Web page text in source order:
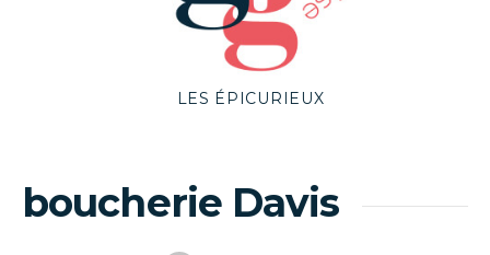
LES ÉPICURIEUX
boucherie Davis